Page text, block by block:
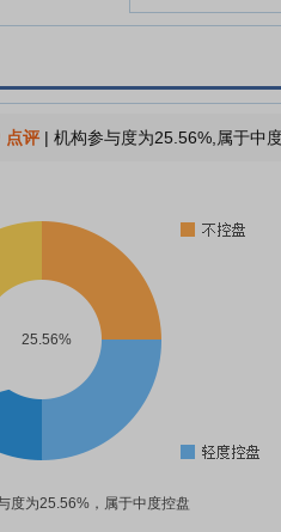
点评| 机构参与度为25.56%,属于中
25.56%
度为25.56%，属于中度控盘